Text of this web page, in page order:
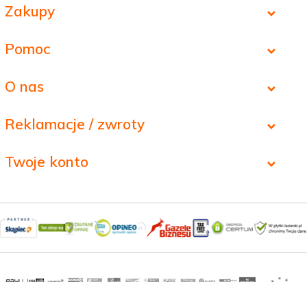
Zakupy
Pomoc
O nas
Reklamacje / zwroty
Twoje konto